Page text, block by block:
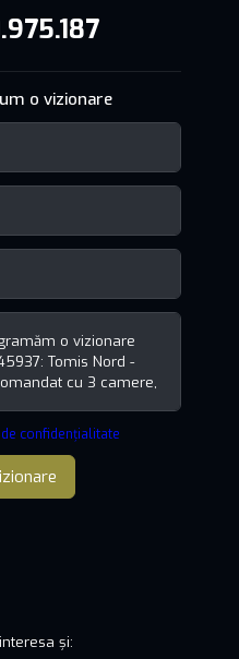
o vizionare
confidențialitate
și: